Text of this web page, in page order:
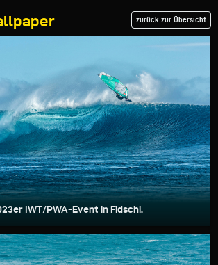
zurück zur Übersicht
IWT/PWA-Event in Fidschi.